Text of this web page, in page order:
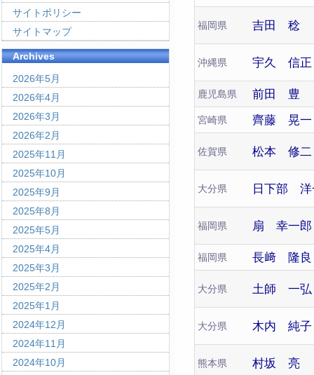
福岡県 吉田 稔
沖縄県 宇久 信正
鹿児島県 前田 豊
宮崎県 齊藤 晃一
佐賀県 松本 修二
大分県 日下部 洋
福岡県 扇 幸一郎
福岡県 長﨑 隆良
大分県 土師 一弘
大分県 木内 純子
熊本県 村坂 亮
サイトポリシー
サイトマップ
Archives
2026年5月
2026年4月
2026年3月
2026年2月
2025年11月
2025年10月
2025年9月
2025年8月
2025年5月
2025年4月
2025年3月
2025年2月
2025年1月
2024年12月
2024年11月
2024年10月